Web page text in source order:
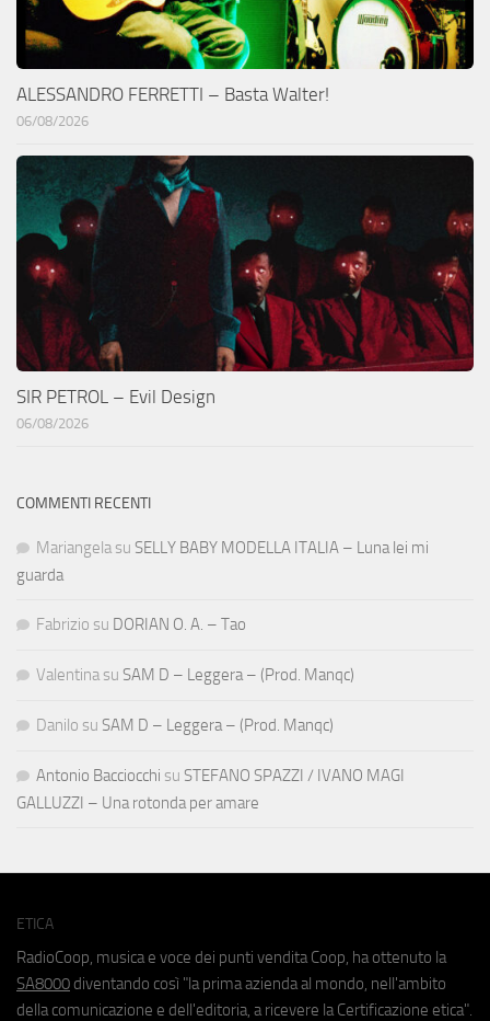
ALESSANDRO FERRETTI – Basta Walter!
06/08/2026
SIR PETROL – Evil Design
06/08/2026
COMMENTI RECENTI
Mariangela su SELLY BABY MODELLA ITALIA – Luna lei mi
guarda
Fabrizio su DORIAN O. A. – Tao
Valentina su SAM D – Leggera – (Prod. Manqc)
Danilo su SAM D – Leggera – (Prod. Manqc)
Antonio Bacciocchi su STEFANO SPAZZI / IVANO MAGI
GALLUZZI – Una rotonda per amare
ETICA
RadioCoop, musica e voce dei punti vendita Coop, ha ottenuto la
SA8000 diventando così "la prima azienda al mondo, nell'ambito
della comunicazione e dell'editoria, a ricevere la Certificazione etica".